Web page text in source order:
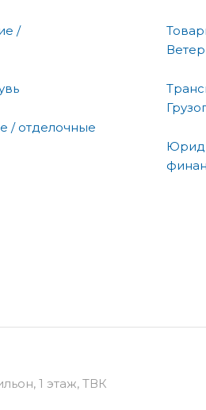
/
/ отделочные
1 этаж, ТВК